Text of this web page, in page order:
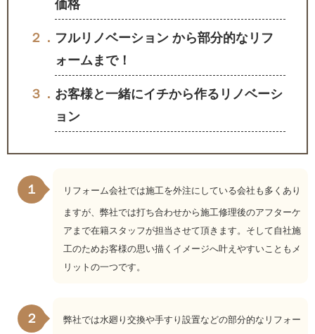
価格
２． フルリノベーション から部分的なリフ
ォームまで！
３． お客様と一緒にイチから作るリノベーシ
ョン
１ リフォーム会社では施工を外注にしている会社も多くあり
ますが、弊社では打ち合わせから施工修理後のアフターケ
アまで在籍スタッフが担当させて頂きます。そして自社施
工のためお客様の思い描くイメージへ叶えやすいこともメ
リットの一つです。
２ 弊社では水廻り交換や手すり設置などの部分的なリフォー